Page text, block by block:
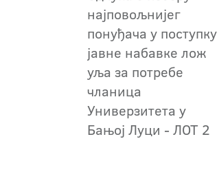
најповољнијег
понуђача у поступку
јавне набавке лож
уља за потребе
чланица
Универзитета у
Бањој Луци - ЛОТ 2